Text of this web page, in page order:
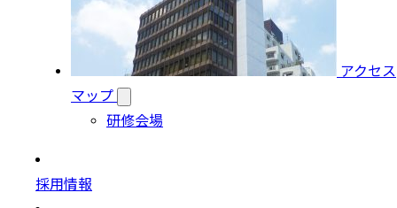
アクセス
マップ
研修会場
採用情報